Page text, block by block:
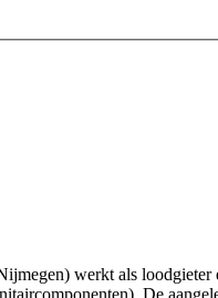
werkt als
De